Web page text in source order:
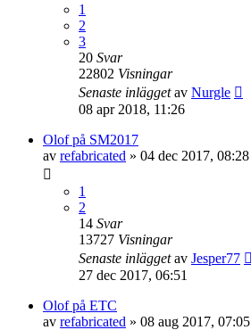
1
2
3
20 Svar
22802 Visningar
Senaste inläggetav Nurgle
08 apr 2018, 11:26
Olof på SM2017
av refabricated » 04 dec 2017, 08:28
1
2
14 Svar
13727 Visningar
Senaste inläggetav Jesper77
27 dec 2017, 06:51
Olof på ETC
av refabricated » 08 aug 2017, 07:05